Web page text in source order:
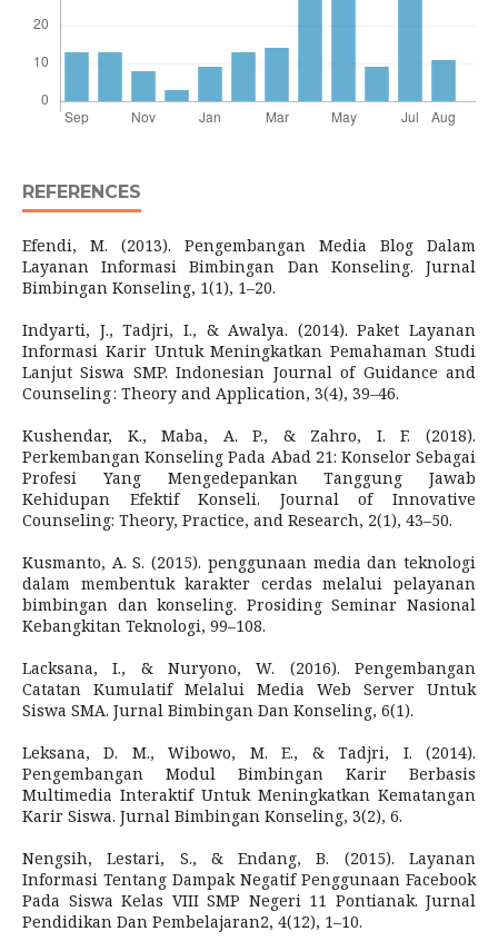
REFERENCES
Efendi, M. (2013). Pengembangan Media Blog Dalam
Layanan Informasi Bimbingan Dan Konseling. Jurnal
Bimbingan Konseling, 1(1), 1–20.
Indyarti, J., Tadjri, I., & Awalya. (2014). Paket Layanan
Informasi Karir Untuk Meningkatkan Pemahaman Studi
Lanjut Siswa SMP. Indonesian Journal of Guidance and
Counseling : Theory and Application, 3(4), 39–46.
Kushendar, K., Maba, A. P., & Zahro, I. F. (2018).
Perkembangan Konseling Pada Abad 21: Konselor Sebagai
Profesi Yang Mengedepankan Tanggung Jawab
Kehidupan Efektif Konseli. Journal of Innovative
Counseling: Theory, Practice, and Research, 2(1), 43–50.
Kusmanto, A. S. (2015). penggunaan media dan teknologi
dalam membentuk karakter cerdas melalui pelayanan
bimbingan dan konseling. Prosiding Seminar Nasional
Kebangkitan Teknologi, 99–108.
Lacksana, I., & Nuryono, W. (2016). Pengembangan
Catatan Kumulatif Melalui Media Web Server Untuk
Siswa SMA. Jurnal Bimbingan Dan Konseling, 6(1).
Leksana, D. M., Wibowo, M. E., & Tadjri, I. (2014).
Pengembangan Modul Bimbingan Karir Berbasis
Multimedia Interaktif Untuk Meningkatkan Kematangan
Karir Siswa. Jurnal Bimbingan Konseling, 3(2), 6.
Nengsih, Lestari, S., & Endang, B. (2015). Layanan
Informasi Tentang Dampak Negatif Penggunaan Facebook
Pada Siswa Kelas VIII SMP Negeri 11 Pontianak. Jurnal
Pendidikan Dan Pembelajaran2, 4(12), 1–10.